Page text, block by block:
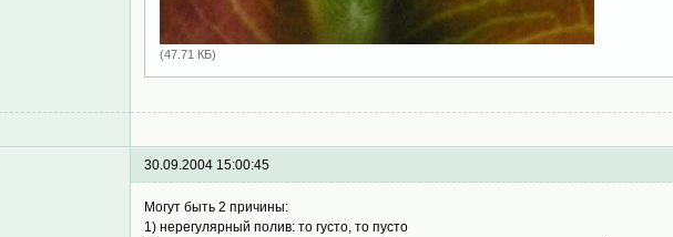
(47.71 КБ)
30.09.2004 15:00:45
Могут быть 2 причины:
1) нерегулярный полив: то густо, то пусто